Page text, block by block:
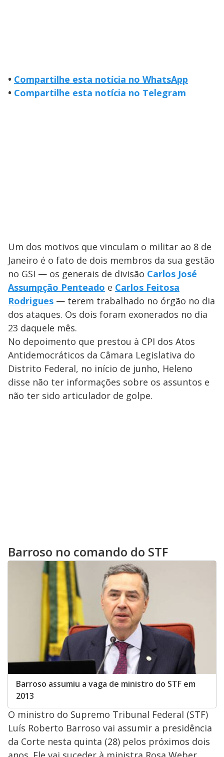
• Compartilhe esta notícia no WhatsApp
• Compartilhe esta notícia no Telegram
Um dos motivos que vinculam o militar ao 8 de
Janeiro é o fato de dois membros da sua gestão
no GSI — os generais de divisão Carlos José
Assumpção Penteado e Carlos Feitosa
Rodrigues — terem trabalhado no órgão no dia
dos ataques. Os dois foram exonerados no dia
23 daquele mês.
No depoimento que prestou à CPI dos Atos
Antidemocráticos da Câmara Legislativa do
Distrito Federal, no início de junho, Heleno
disse não ter informações sobre os assuntos e
não ter sido articulador de golpe.
Barroso no comando do STF
Barroso assumiu a vaga de ministro do STF em
2013
O ministro do Supremo Tribunal Federal (STF)
Luís Roberto Barroso vai assumir a presidência
da Corte nesta quinta (28) pelos próximos dois